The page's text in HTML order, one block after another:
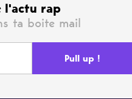
l'actu rap
ta boite mail